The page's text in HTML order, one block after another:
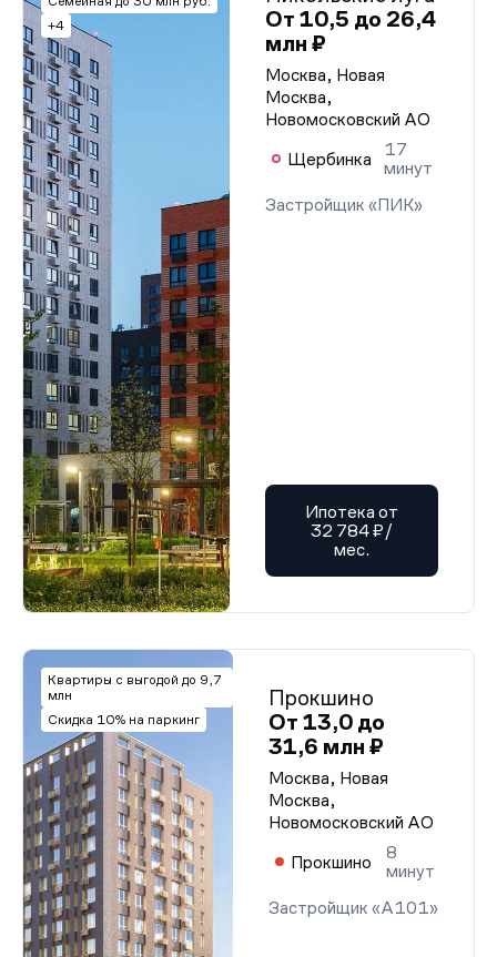
+4
От 10,5 до 26,4
млн ₽
Москва, Новая
Москва,
Новомосковский АО
Щербинка
17
минут
Застройщик «ПИК»
Ипотека от
32 784 ₽/
мес.
Квартиры с выгодой до 9,7
млн
Скидка 10% на паркинг
Прокшино
От 13,0 до
31,6 млн ₽
Москва, Новая
Москва,
Новомосковский АО
Прокшино
8
минут
Застройщик «А101»